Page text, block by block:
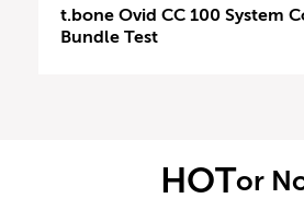
t.bone Ovid CC 100 System
Bundle Test
HOTor